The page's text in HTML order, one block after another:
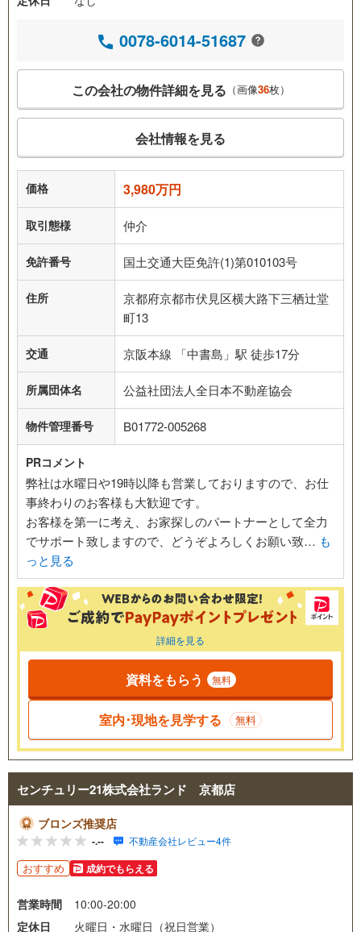
0078-6014-51687
この会社の物件詳細を見る （画像36枚）
会社情報を見る
価格 3,980万円
取引態様 仲介
免許番号 国土交通大臣免許(1)第010103号
住所
京都府京都市伏見区横大路下三栖辻堂
町13
交通 京阪本線 「中書島」駅 徒歩17分
所属団体名 公益社団法人全日本不動産協会
物件管理番号 B01772-005268
PRコメント
弊社は水曜日や19時以降も営業しておりますので、お仕
事終わりのお客様も大歓迎です。
お客様を第一に考え、お家探しのパートナーとして全力
でサポート致しますので、どうぞよろしくお願い致… も
っと見る
詳細を見る
資料をもらう 無料
室内･現地を見学する 無料
センチュリー21株式会社ランド 京都店
ブロンズ推奨店
-.-- 不動産会社レビュー4件
おすすめ 成約でもらえる
営業時間
10:00-20:00
定休日
火曜日・水曜日（祝日営業）